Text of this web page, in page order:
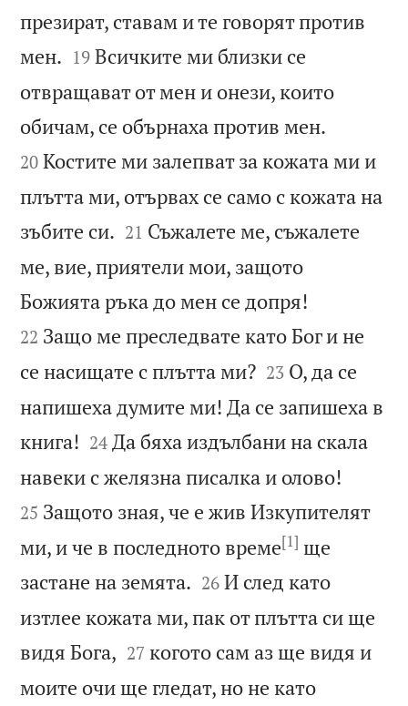
презират, ставам и те говорят против
мен. 

19 Всичките ми близки се
отвращават от мен и онези, които
обичам, се обърнаха против мен.
20 Костите ми залепват за кожата ми и
плътта ми, отървах се само с кожата на
зъбите си. 

21 Съжалете ме, съжалете
ме, вие, приятели мои, защото
Божията ръка до мен се допря!
22 Защо ме преследвате като Бог и не
се насищате с плътта ми?
23 О, да се
напишеха думите ми! Да се запишеха в
книга! 

24 Да бяха издълбани на скала
навеки с желязна писалка и олово!
25 Защото зная, че е жив Изкупителят
ми, и че в последното време[1] ще
застане на земята. 

26 И след като
изтлее кожата ми, пак от плътта си ще
видя Бога, 

27 когото сам аз ще видя и
моите очи ще гледат, но не като